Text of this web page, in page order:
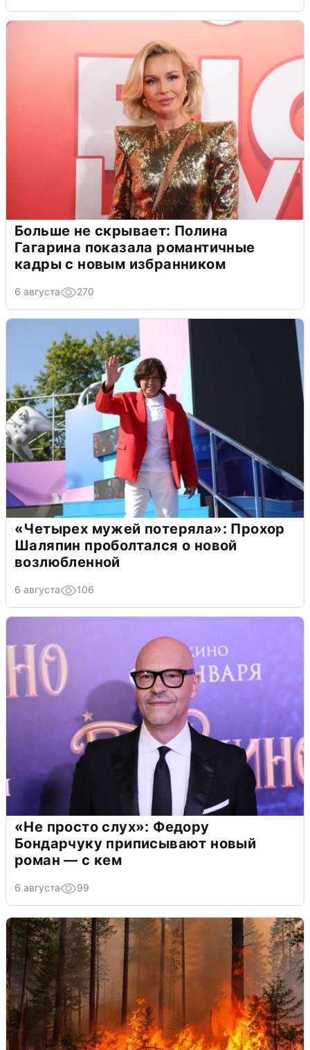
Больше не скрывает: Полина
Гагарина показала романтичные
кадры с новым избранником
6 августа 270
«Четырех мужей потеряла»: Прохор
Шаляпин проболтался о новой
возлюбленной
6 августа 106
«Не просто слух»: Федору
Бондарчуку приписывают новый
роман — с кем
6 августа 99